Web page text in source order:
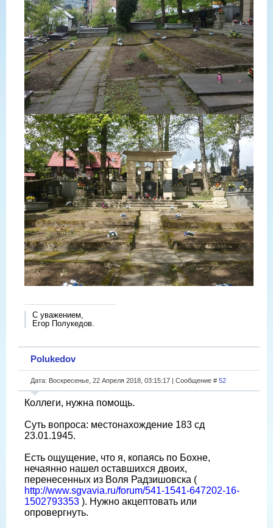
С уважением,
Егор Полукедов.
Polukedov
Дата: Воскресенье, 22 Апреля 2018, 03:15:17 | Сообщение # 52
Коллеги, нужна помощь.
Суть вопроса: местонахождение 183 сд
23.01.1945.
Есть ощущение, что я, копаясь по Бохне,
нечаянно нашел оставшихся двоих,
перенесенных из Воля Радзишовска (
http://www.sgvavia.ru/forum/541-1541-647202-16-
1502793353 ). Нужно акцептовать или
опровергнуть.